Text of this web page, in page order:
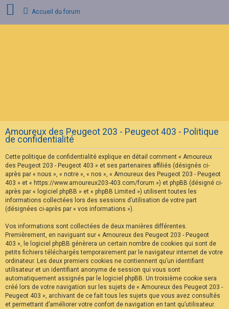
I
n
s
c
r
i
p
t
i
o
n
F
A
Q
Accueil du forum
Amoureux des Peugeot 203 - Peugeot 403 - Politique
de confidentialité
Cette politique de confidentialité explique en détail comment « Amoureux
des Peugeot 203 - Peugeot 403 » et ses partenaires affiliés (désignés ci-
après par « nous », « notre », « nos », « Amoureux des Peugeot 203 - Peugeot
403 » et « https://www.amoureux203-403.com/forum ») et phpBB (désigné ci-
après par « logiciel phpBB » et « phpBB Limited ») utilisent toutes les
informations collectées lors des sessions d’utilisation de votre part
(désignées ci-après par « vos informations »).
Vos informations sont collectées de deux manières différentes.
Premièrement, en naviguant sur « Amoureux des Peugeot 203 - Peugeot
403 », le logiciel phpBB génèrera un certain nombre de cookies qui sont de
petits fichiers téléchargés temporairement par le navigateur internet de votre
ordinateur. Les deux premiers cookies ne contiennent qu’un identifiant
utilisateur et un identifiant anonyme de session qui vous sont
automatiquement assignés par le logiciel phpBB. Un troisième cookie sera
créé lors de votre navigation sur les sujets de « Amoureux des Peugeot 203 -
Peugeot 403 », archivant de ce fait tous les sujets que vous avez consultés
et permettant d’améliorer votre confort de navigation en tant qu’utilisateur.